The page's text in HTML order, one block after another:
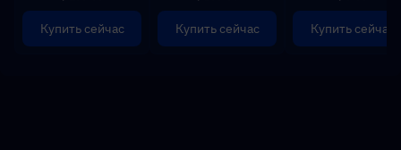
Купить сейчас Купить сейчас Купить сейчас